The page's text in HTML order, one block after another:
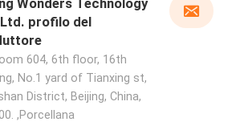
Wonders Technology
Ltd. profilo del
604, 6th floor, 16th
No.1 yard of Tianxing st,
District, Beijing, China,
,Porcellana